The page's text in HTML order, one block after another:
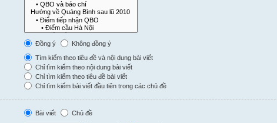
Đồng ý
Không đồng ý
Tìm kiếm theo tiêu đề và nội dung bài viết
Chỉ tìm kiếm theo nội dung bài viết
Chỉ tìm kiếm theo tiêu đề bài viết
Chỉ tìm kiếm bài viết đầu tiên trong các chủ đề
Bài viết
Chủ đề